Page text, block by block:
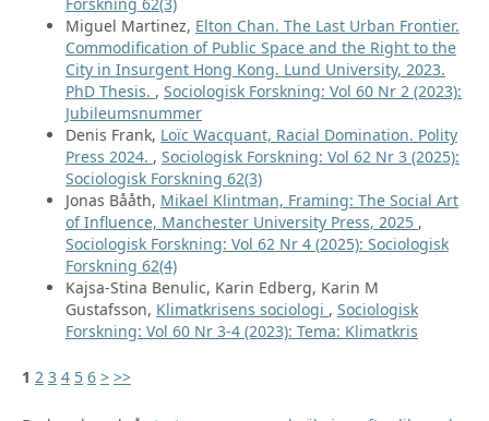
Forskning 62(3)
Miguel Martinez, Elton Chan. The Last Urban Frontier.
Commodification of Public Space and the Right to the
City in Insurgent Hong Kong. Lund University, 2023.
PhD Thesis. , Sociologisk Forskning: Vol 60 Nr 2 (2023):
Jubileumsnummer
Denis Frank, Loïc Wacquant, Racial Domination. Polity
Press 2024. , Sociologisk Forskning: Vol 62 Nr 3 (2025):
Sociologisk Forskning 62(3)
Jonas Bååth, Mikael Klintman, Framing: The Social Art
of Influence, Manchester University Press, 2025 ,
Sociologisk Forskning: Vol 62 Nr 4 (2025): Sociologisk
Forskning 62(4)
Kajsa-Stina Benulic, Karin Edberg, Karin M
Gustafsson, Klimatkrisens sociologi , Sociologisk
Forskning: Vol 60 Nr 3-4 (2023): Tema: Klimatkris
1 2 3 4 5 6 > >>